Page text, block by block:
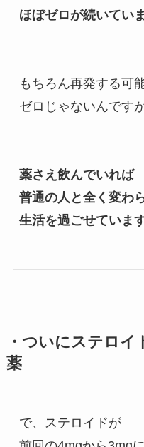
ほぼゼロが続いてい
もちろん再発する可
ゼロじゃないんです
薬さえ飲んでいれば
普通の人と全く変わ
生活を過ごせていま
・ついにステロ
薬
で、ステロイドが